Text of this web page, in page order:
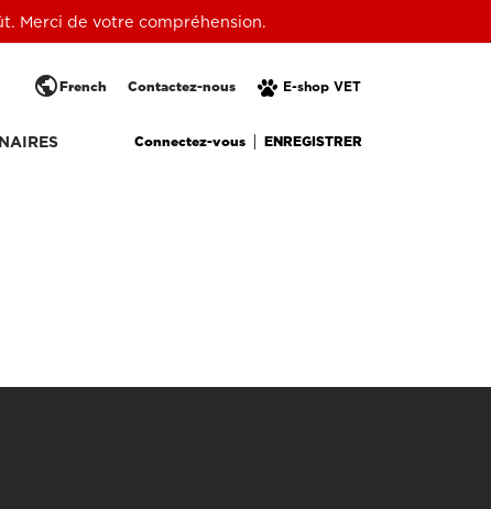
Merci de votre compréhension.
E-shop VET
Contactez-nous
publicFrench
Connectez-vous ENREGISTRER